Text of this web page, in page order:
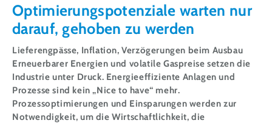
Optimierungspotenziale warten nur
darauf, gehoben zu werden
Lieferengpässe, Inflation, Verzögerungen beim Ausbau
Erneuerbarer Energien und volatile Gaspreise setzen die
Industrie unter Druck. Energieeffiziente Anlagen und
Prozesse sind kein „Nice to have“ mehr.
Prozessoptimierungen und Einsparungen werden zur
Notwendigkeit, um die Wirtschaftlichkeit, die